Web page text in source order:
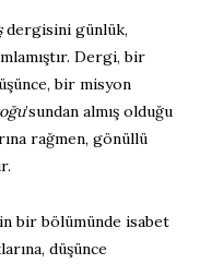
dergisini günlük,
Dergi, bir
bir misyon
’sundan almış olduğu
rağmen, gönüllü
bir bölümünde isabet
düşünce